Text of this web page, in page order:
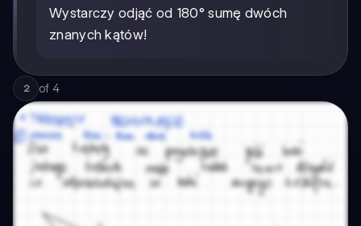
Wystarczy odjąć od 180° sumę dwóch
znanych kątów!
2 of 4